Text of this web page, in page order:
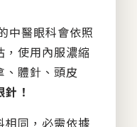
中醫眼科會依照
，使用內服濃縮
、體針、頭皮
！
相同，必需依據